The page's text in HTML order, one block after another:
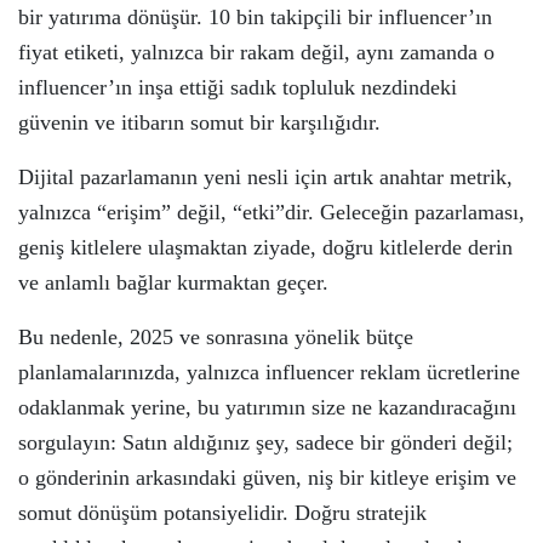
bir yatırıma dönüşür. 10 bin takipçili bir influencer’ın
fiyat etiketi, yalnızca bir rakam değil, aynı zamanda o
influencer’ın inşa ettiği sadık topluluk nezdindeki
güvenin ve itibarın somut bir karşılığıdır.
Dijital pazarlamanın yeni nesli için artık anahtar metrik,
yalnızca “erişim” değil, “etki”dir. Geleceğin pazarlaması,
geniş kitlelere ulaşmaktan ziyade, doğru kitlelerde derin
ve anlamlı bağlar kurmaktan geçer.
Bu nedenle, 2025 ve sonrasına yönelik bütçe
planlamalarınızda, yalnızca influencer reklam ücretlerine
odaklanmak yerine, bu yatırımın size ne kazandıracağını
sorgulayın: Satın aldığınız şey, sadece bir gönderi değil;
o gönderinin arkasındaki güven, niş bir kitleye erişim ve
somut dönüşüm potansiyelidir. Doğru stratejik